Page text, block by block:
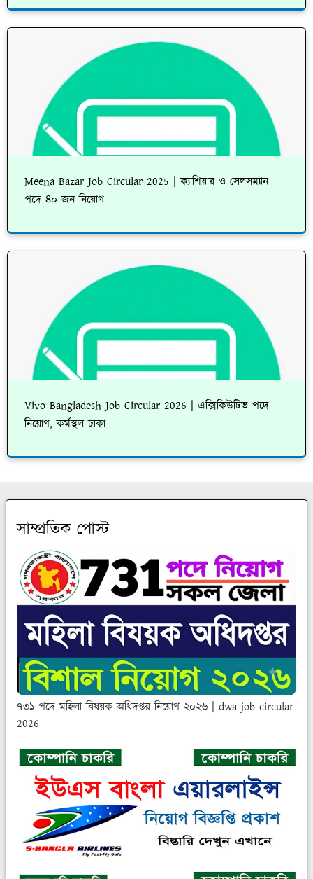
Meena Bazar Job Circular 2025 | ক্যাশিয়ার ও সেলসম্যান
পদে ৪০ জন নিয়োগ
Vivo Bangladesh Job Circular 2026 | এক্সিকিউটিভ পদে
নিয়োগ, কর্মস্থল ঢাকা
সাম্প্রতিক পোস্ট
৭৩১ পদে মহিলা বিষয়ক অধিদপ্তর নিয়োগ ২০২৬ | dwa job circular
2026